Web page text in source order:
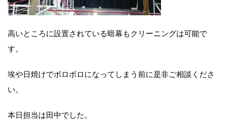
高いところに設置されている暗幕もクリーニングは可能で
す。
埃や日焼けでボロボロになってしまう前に是非ご相談くださ
い。
本日担当は田中でした。